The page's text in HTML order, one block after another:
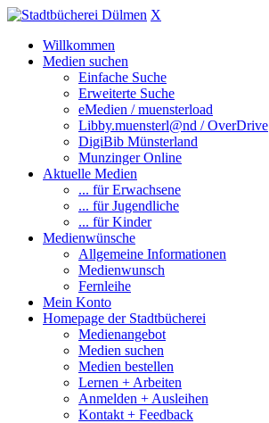
X
Willkommen
Medien suchen
Einfache Suche
Erweiterte Suche
eMedien / muensterload
Libby.muensterl@nd / OverDrive
DigiBib Münsterland
Munzinger Online
Aktuelle Medien
... für Erwachsene
... für Jugendliche
... für Kinder
Medienwünsche
Allgemeine Informationen
Medienwunsch
Fernleihe
Mein Konto
Homepage der Stadtbücherei
Medienangebot
Medien suchen
Medien bestellen
Lernen + Arbeiten
Anmelden + Ausleihen
Kontakt + Feedback